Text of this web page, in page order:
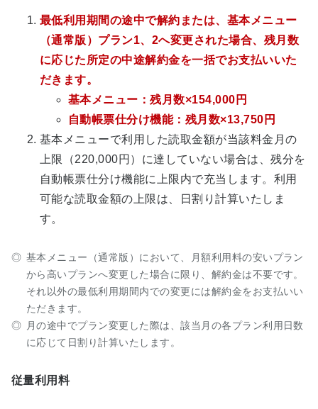
最低利用期間の途中で解約または、基本メニュー
（通常版）プラン1、2へ変更された場合、残月数
に応じた所定の中途解約金を一括でお支払いいた
だきます。
基本メニュー：残月数×154,000円
自動帳票仕分け機能：残月数×13,750円
基本メニューで利用した読取金額が当該料金月の
上限（220,000円）に達していない場合は、残分を
自動帳票仕分け機能に上限内で充当します。利用
可能な読取金額の上限は、日割り計算いたしま
す。
基本メニュー（通常版）において、月額利用料の安いプラン
から高いプランへ変更した場合に限り、解約金は不要です。
それ以外の最低利用期間内での変更には解約金をお支払いい
ただきます。
月の途中でプラン変更した際は、該当月の各プラン利用日数
に応じて日割り計算いたします。
従量利用料